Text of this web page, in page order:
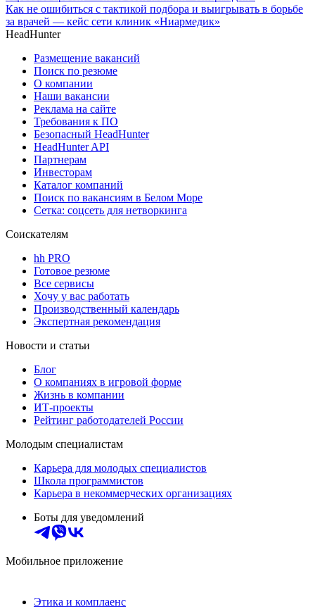
Как не ошибиться с тактикой подбора и выигрывать в борьбе
за врачей — кейс сети клиник «Ниармедик»
HeadHunter
Размещение вакансий
Поиск по резюме
О компании
Наши вакансии
Реклама на сайте
Требования к ПО
Безопасный HeadHunter
HeadHunter API
Партнерам
Инвесторам
Каталог компаний
Поиск по вакансиям в Белом Море
Сетка: соцсеть для нетворкинга
Соискателям
hh PRO
Готовое резюме
Все сервисы
Хочу у вас работать
Производственный календарь
Экспертная рекомендация
Новости и статьи
Блог
О компаниях в игровой форме
Жизнь в компании
ИТ-проекты
Рейтинг работодателей России
Молодым специалистам
Карьера для молодых специалистов
Школа программистов
Карьера в некоммерческих организациях
Боты для уведомлений
Мобильное приложение
Этика и комплаенс